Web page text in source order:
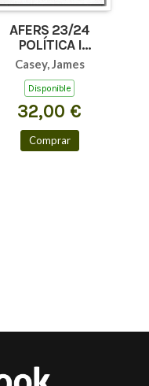
AFERS 23/24
POLÍTICA I
SOCIETAT (SEGLES
XVI-XVIII)
Casey, James
Disponible
32,00 €
Comprar